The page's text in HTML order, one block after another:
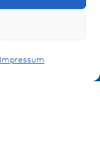
Impressum